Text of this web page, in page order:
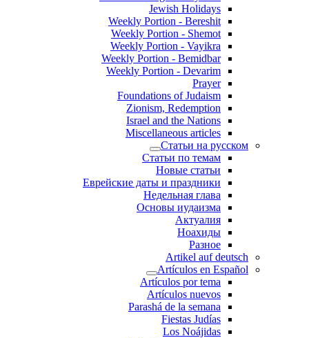
Jewish Holidays
Weekly Portion - Bereshit
Weekly Portion - Shemot
Weekly Portion - Vayikra
Weekly Portion - Bemidbar
Weekly Portion - Devarim
Prayer
Foundations of Judaism
Zionism, Redemption
Israel and the Nations
Miscellaneous articles
Статьи на русском
Статьи по темам
Новые статьи
Еврейские даты и праздники
Недельная глава
Основы иудаизма
Актуалия
Ноахиды
Разное
Artikel auf deutsch
Artículos en Español
Artículos por tema
Artículos nuevos
Parashá de la semana
Fiestas Judías
Los Noájidas